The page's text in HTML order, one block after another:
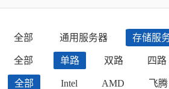
全部 通用服务器 存储服
全部 单路 双路 四路
全部 Intel AMD 飞腾